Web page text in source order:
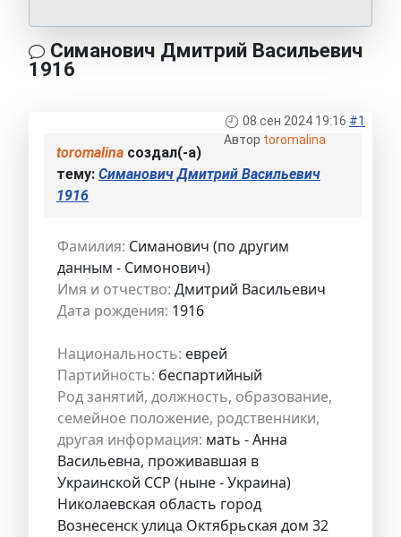
Симанович Дмитрий Васильевич
1916
08 сен 2024 19:16 #1
Автор toromalina
toromalina создал(-а)
тему: Симанович Дмитрий Васильевич
1916
Фамилия: Симанович (по другим
данным - Симонович)
Имя и отчество: Дмитрий Васильевич
Дата рождения: 1916
Национальность: еврей
Партийность: беспартийный
Род занятий, должность, образование,
семейное положение, родственники,
другая информация: мать - Анна
Васильевна, проживавшая в
Украинской ССР (ныне - Украина)
Николаевская область город
Вознесенск улица Октябрьская дом 32